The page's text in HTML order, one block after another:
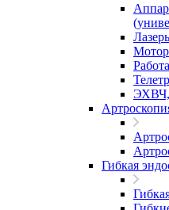
ЭХВЧ,
Гибкая